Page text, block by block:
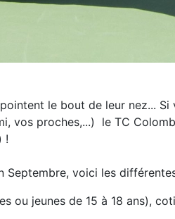
pointent le bout de leur nez...
vos proches,...) le TC
!
Septembre, voici les
ou jeunes de 15 à 18 ans),